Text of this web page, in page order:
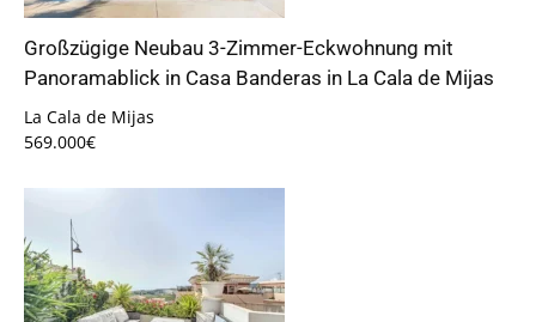
Großzügige Neubau 3-Zimmer-Eckwohnung mit
Panoramablick in Casa Banderas in La Cala de Mijas
La Cala de Mijas
569.000€